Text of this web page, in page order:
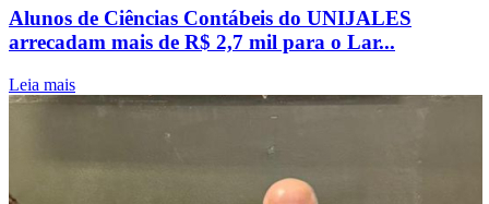
Alunos de Ciências Contábeis do UNIJALES
arrecadam mais de R$ 2,7 mil para o Lar...
Leia mais